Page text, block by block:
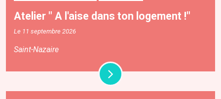
Atelier " A l'aise dans ton logement !"
Le 11 septembre 2026
Saint-Nazaire